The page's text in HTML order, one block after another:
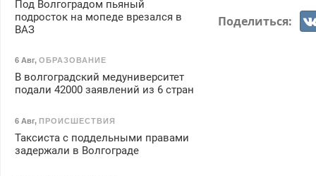
Поделиться:
Под Волгоградом пьяный
подросток на мопеде врезался в
ВАЗ
6 Авг, ОБРАЗОВАНИЕ
В волгоградский медуниверситет
подали 42000 заявлений из 6 стран
6 Авг, ПРОИСШЕСТВИЯ
Таксиста с поддельными правами
задержали в Волгограде